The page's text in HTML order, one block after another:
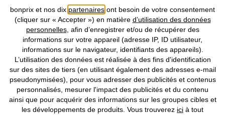
Prix indiqués TVA comprise avec en susfrais de port & de service
CGV Données personnelles Paramètres des cookies
Mentions légales Résilier le contrat
© 2026 bonprix. Tous droits réservés.
bonprix et nos dix partenaires ont besoin de votre consentement
(cliquer sur « Accepter ») en matière d’utilisation des données
personnelles, afin d’enregistrer et/ou de récupérer des
informations sur votre appareil (adresse IP, ID utilisateur,
informations sur le navigateur, identifiants des appareils).
L’utilisation des données est réalisée à des fins d'identification
sur des sites de tiers (en utilisant également des adresses e-mail
pseudonymisées), pour vous adresser des publicités et contenus
personnalisés, mesurer l'impact des publicités et du contenu
ainsi que pour acquérir des informations sur les groupes cibles et
les développements de produits. Vous trouverez ici à tout